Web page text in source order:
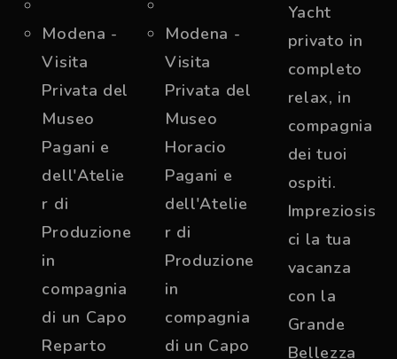
Modena -
Visita
Privata del
Museo
Pagani e
dell'Atelie
r di
Produzione
in
compagnia
di un Capo
Reparto
Modena -
Visita
Privata del
Museo
Horacio
Pagani e
dell'Atelie
r di
Produzione
in
compagnia
di un Capo
Yacht
privato in
completo
relax, in
compagnia
dei tuoi
ospiti.
Impreziosis
ci la tua
vacanza
con la
Grande
Bellezza